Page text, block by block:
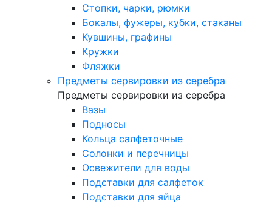
Стопки, чарки, рюмки
Бокалы, фужеры, кубки, стаканы
Кувшины, графины
Кружки
Фляжки
Предметы сервировки из серебра
Предметы сервировки из серебра
Вазы
Подносы
Кольца салфеточные
Солонки и перечницы
Освежители для воды
Подставки для салфеток
Подставки для яйца